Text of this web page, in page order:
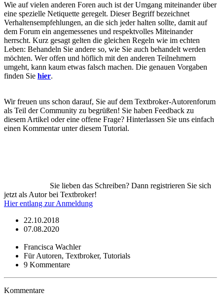
Wie auf vielen anderen Foren auch ist der Umgang miteinander über
eine spezielle Netiquette geregelt. Dieser Begriff bezeichnet
Verhaltensempfehlungen, an die sich jeder halten sollte, damit auf
dem Forum ein angemessenes und respektvolles Miteinander
herrscht. Kurz gesagt gelten die gleichen Regeln wie im echten
Leben: Behandeln Sie andere so, wie Sie auch behandelt werden
möchten. Wer offen und höflich mit den anderen Teilnehmern
umgeht, kann kaum etwas falsch machen. Die genauen Vorgaben
finden Sie hier.
Wir freuen uns schon darauf, Sie auf dem Textbroker-Autorenforum
als Teil der Community zu begrüßen! Sie haben Feedback zu
diesem Artikel oder eine offene Frage? Hinterlassen Sie uns einfach
einen Kommentar unter diesem Tutorial.
Sie lieben das Schreiben? Dann registrieren Sie sich
jetzt als Autor bei Textbroker!
Hier entlang zur Anmeldung
22.10.2018
07.08.2020
Francisca Wachler
Für Autoren, Textbroker, Tutorials
9 Kommentare
Kommentare